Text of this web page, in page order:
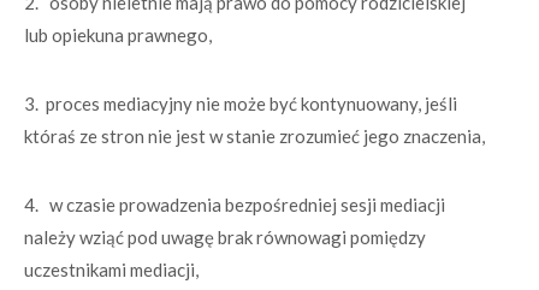
lub opiekuna prawnego,
3. proces mediacyjny nie może być kontynuowany, jeśli
któraś ze stron nie jest w stanie zrozumieć jego znaczenia,
4. w czasie prowadzenia bezpośredniej sesji mediacji
należy wziąć pod uwagę brak równowagi pomiędzy
uczestnikami mediacji,